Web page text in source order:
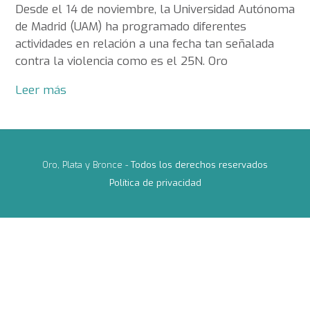
Desde el 14 de noviembre, la Universidad Autónoma
de Madrid (UAM) ha programado diferentes
actividades en relación a una fecha tan señalada
contra la violencia como es el 25N. Oro
Leer más
Oro, Plata y Bronce - Todos los derechos reservados
Política de privacidad